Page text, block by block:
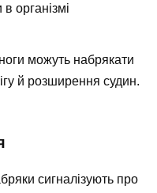
організмі
можуть набрякати
й розширення судин.
сигналізують про